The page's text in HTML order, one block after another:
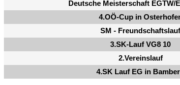
Deutsche Meisterschaft EGTW/
4.OÖ-Cup in
SM - Freundschaftslauf
3.SK-Lauf VG8 10
2.Vereinslauf
4.SK Lauf EG in